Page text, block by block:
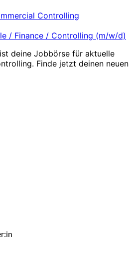
Controlling
/ Finance / Controlling (m/w/d)
deine Jobbörse für aktuelle
Finde jetzt deinen neuen